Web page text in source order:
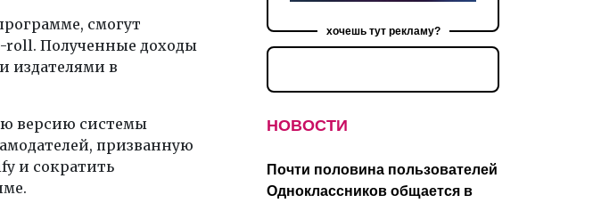
смогут
roll. Полученные доходы
издателями в
версию системы
призванную
и сократить
хочешь тут рекламу?
НОВОСТИ
Почти половина пользователей
Одноклассников общается в